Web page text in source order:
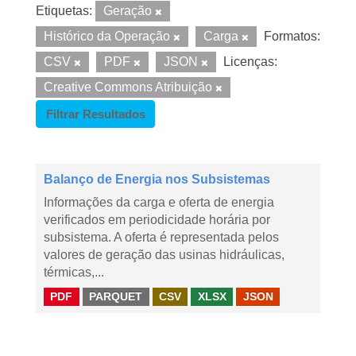
Etiquetas:
Geração
Histórico da Operação
Carga
Formatos:
CSV
PDF JSON
Licenças:
Creative Commons Atribuição
Filtrar Resultados
Balanço de Energia nos Subsistemas
Informações da carga e oferta de energia
verificados em periodicidade horária por
subsistema. A oferta é representada pelos
valores de geração das usinas hidráulicas,
térmicas,...
PDF PARQUET CSV XLSX JSON